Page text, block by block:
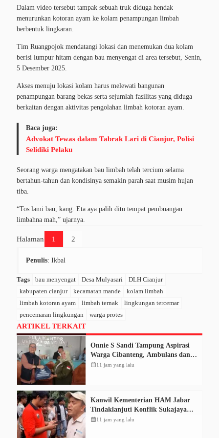
Dalam video tersebut tampak sebuah truk diduga hendak
menurunkan kotoran ayam ke kolam penampungan limbah
berbentuk lingkaran.
Tim Ruangpojok mendatangi lokasi dan menemukan dua kolam
berisi lumpur hitam dengan bau menyengat di area tersebut, Senin,
5 Desember 2025.
Akses menuju lokasi kolam harus melewati bangunan
penampungan barang bekas serta sejumlah fasilitas yang diduga
berkaitan dengan aktivitas pengolahan limbah kotoran ayam.
Baca juga:
Advokat Tewas dalam Tabrak Lari di Cianjur, Polisi
Selidiki Pelaku
Seorang warga mengatakan bau limbah telah tercium selama
bertahun-tahun dan kondisinya semakin parah saat musim hujan
tiba.
“Tos lami bau, kang. Eta aya palih ditu tempat pembuangan
limbahna mah,” ujarnya.
Halaman 1 2
Penulis: Ikbal
Tags bau menyengat Desa Mulyasari
DLH Cianjur
kabupaten cianjur
kecamatan mande
kolam limbah
limbah kotoran ayam
limbah ternak
lingkungan tercemar
pencemaran lingkungan
warga protes
ARTIKEL TERKAIT
Onnie S Sandi Tampung Aspirasi
Warga Cibanteng, Ambulans dan
Perbaikan Jalan Mencuat
calendar_month11 jam yang lalu
Kanwil Kementerian HAM Jabar
Tindaklanjuti Konflik Sukajaya
Bogor, Dorong Penyelesaian
calendar_month11 jam yang lalu